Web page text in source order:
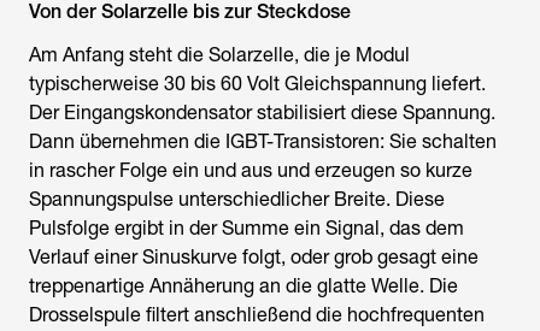
Von der Solarzelle bis zur Steckdose
Am Anfang steht die Solarzelle, die je Modul
typischerweise 30 bis 60 Volt Gleichspannung liefert.
Der Eingangskondensator stabilisiert diese Spannung.
Dann übernehmen die IGBT-Transistoren: Sie schalten
in rascher Folge ein und aus und erzeugen so kurze
Spannungspulse unterschiedlicher Breite. Diese
Pulsfolge ergibt in der Summe ein Signal, das dem
Verlauf einer Sinuskurve folgt, oder grob gesagt eine
treppenartige Annäherung an die glatte Welle. Die
Drosselspule filtert anschließend die hochfrequenten